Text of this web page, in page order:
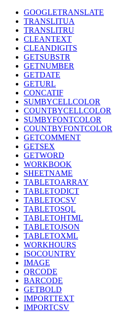
GOOGLETRANSLATE
TRANSLITUA
TRANSLITRU
CLEANTEXT
CLEANDIGITS
GETSUBSTR
GETNUMBER
GETDATE
GETURL
CONCATIF
SUMBYCELLCOLOR
COUNTBYCELLCOLOR
SUMBYFONTCOLOR
COUNTBYFONTCOLOR
GETCOMMENT
GETSEX
GETWORD
WORKBOOK
SHEETNAME
TABLETOARRAY
TABLETODICT
TABLETOCSV
TABLETOSQL
TABLETOHTML
TABLETOJSON
TABLETOXML
WORKHOURS
ISOCOUNTRY
IMAGE
QRCODE
BARCODE
GETBOLD
IMPORTTEXT
IMPORTCSV